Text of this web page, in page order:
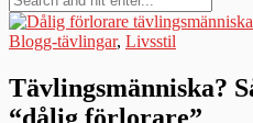
Blogg-tävlingar, Livsstil
Tävlingsmänniska?